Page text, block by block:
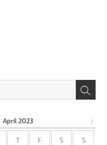
April 2023
F S S